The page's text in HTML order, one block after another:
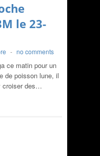
le 23-
- no comments
ce matin pour un
de poisson lune, il
croiser des…